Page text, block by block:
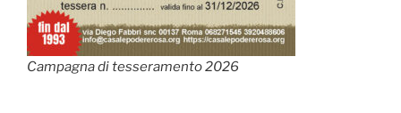
Campagna di tesseramento 2026